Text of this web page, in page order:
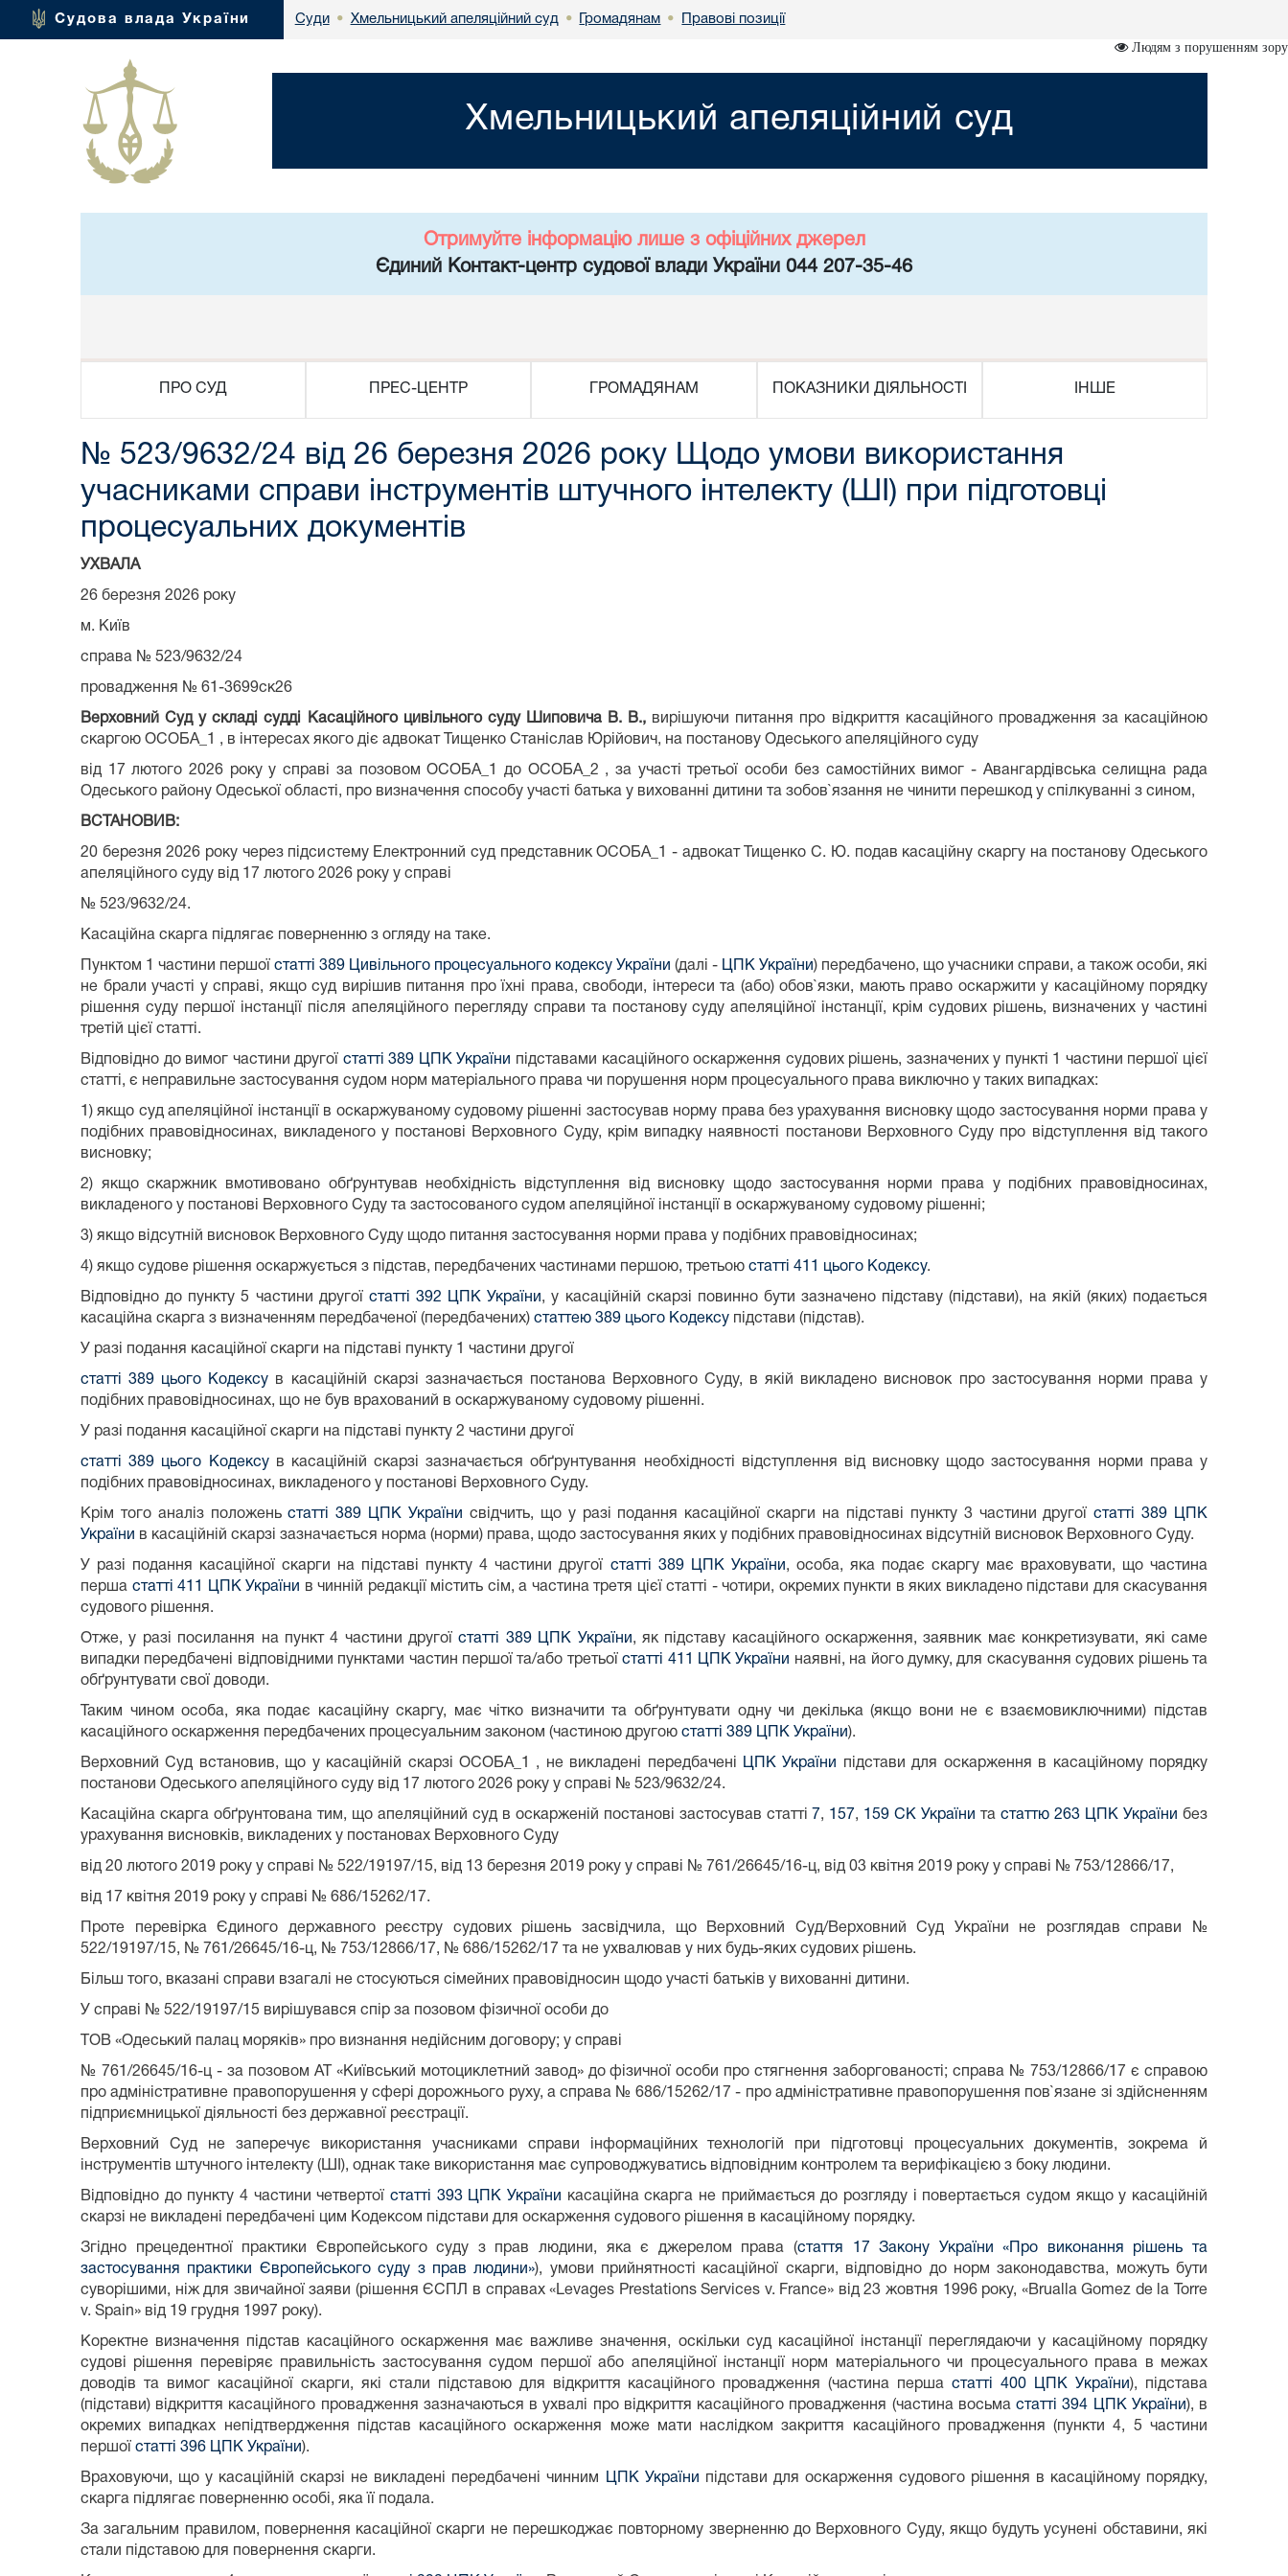
Судова влада України Суди • Хмельницький апеляційний суд • Громадянам • Правові позиції
Людям з порушенням зору
Хмельницький апеляційний суд
Отримуйте інформацію лише з офіційних джерел
Єдиний Контакт-центр судової влади України 044 207-35-46
ПРО СУД ПРЕС-ЦЕНТР ГРОМАДЯНАМ ПОКАЗНИКИ ДІЯЛЬНОСТІ ІНШЕ
№ 523/9632/24 від 26 березня 2026 року Щодо умови використання
учасниками справи інструментів штучного інтелекту (ШІ) при підготовці
процесуальних документів
УХВАЛА
26 березня 2026 року
м. Київ
справа № 523/9632/24
провадження № 61-3699ск26
Верховний Суд у складі судді Касаційного цивільного суду Шиповича В. В., вирішуючи питання про відкриття касаційного провадження за касаційною
скаргою ОСОБА_1 , в інтересах якого діє адвокат Тищенко Станіслав Юрійович, на постанову Одеського апеляційного суду
від 17 лютого 2026 року у справі за позовом ОСОБА_1 до ОСОБА_2 , за участі третьої особи без самостійних вимог - Авангардівська селищна рада
Одеського району Одеської області, про визначення способу участі батька у вихованні дитини та зобов`язання не чинити перешкод у спілкуванні з сином,
ВСТАНОВИВ:
20 березня 2026 року через підсистему Електронний суд представник ОСОБА_1 - адвокат Тищенко С. Ю. подав касаційну скаргу на постанову Одеського
апеляційного суду від 17 лютого 2026 року у справі
№ 523/9632/24.
Касаційна скарга підлягає поверненню з огляду на таке.
Пунктом 1 частини першої статті 389 Цивільного процесуального кодексу України (далі - ЦПК України) передбачено, що учасники справи, а також особи, які
не брали участі у справі, якщо суд вирішив питання про їхні права, свободи, інтереси та (або) обов`язки, мають право оскаржити у касаційному порядку
рішення суду першої інстанції після апеляційного перегляду справи та постанову суду апеляційної інстанції, крім судових рішень, визначених у частині
третій цієї статті.
Відповідно до вимог частини другої статті 389 ЦПК України підставами касаційного оскарження судових рішень, зазначених у пункті 1 частини першої цієї
статті, є неправильне застосування судом норм матеріального права чи порушення норм процесуального права виключно у таких випадках:
1) якщо суд апеляційної інстанції в оскаржуваному судовому рішенні застосував норму права без урахування висновку щодо застосування норми права у
подібних правовідносинах, викладеного у постанові Верховного Суду, крім випадку наявності постанови Верховного Суду про відступлення від такого
висновку;
2) якщо скаржник вмотивовано обґрунтував необхідність відступлення від висновку щодо застосування норми права у подібних правовідносинах,
викладеного у постанові Верховного Суду та застосованого судом апеляційної інстанції в оскаржуваному судовому рішенні;
3) якщо відсутній висновок Верховного Суду щодо питання застосування норми права у подібних правовідносинах;
4) якщо судове рішення оскаржується з підстав, передбачених частинами першою, третьою статті 411 цього Кодексу.
Відповідно до пункту 5 частини другої статті 392 ЦПК України, у касаційній скарзі повинно бути зазначено підставу (підстави), на якій (яких) подається
касаційна скарга з визначенням передбаченої (передбачених) статтею 389 цього Кодексу підстави (підстав).
У разі подання касаційної скарги на підставі пункту 1 частини другої
статті 389 цього Кодексу в касаційній скарзі зазначається постанова Верховного Суду, в якій викладено висновок про застосування норми права у
подібних правовідносинах, що не був врахований в оскаржуваному судовому рішенні.
У разі подання касаційної скарги на підставі пункту 2 частини другої
статті 389 цього Кодексув касаційній скарзі зазначається обґрунтування необхідності відступлення від висновку щодо застосування норми права у
подібних правовідносинах, викладеного у постанові Верховного Суду.
Крім того аналіз положеньстатті 389 ЦПК України свідчить, що у разі подання касаційної скарги на підставі пункту 3 частини другоїстатті 389 ЦПК
України в касаційній скарзі зазначається норма (норми) права, щодо застосування яких у подібних правовідносинах відсутній висновок Верховного Суду.
У разі подання касаційної скарги на підставі пункту 4 частини другої статті 389 ЦПК України, особа, яка подає скаргу має враховувати, що частина
перша статті 411 ЦПК України в чинній редакції містить сім, а частина третя цієї статті - чотири, окремих пункти в яких викладено підстави для скасування
судового рішення.
Отже, у разі посилання на пункт 4 частини другоїстатті 389 ЦПК України, як підставу касаційного оскарження, заявник має конкретизувати, які саме
випадки передбачені відповідними пунктами частин першої та/або третьоїстатті 411 ЦПК України наявні, на його думку, для скасування судових рішень та
обґрунтувати свої доводи.
Таким чином особа, яка подає касаційну скаргу, має чітко визначити та обґрунтувати одну чи декілька (якщо вони не є взаємовиключними) підстав
касаційного оскарження передбачених процесуальним законом (частиною другою статті 389 ЦПК України).
Верховний Суд встановив, що у касаційній скарзі ОСОБА_1 , не викладені передбачені ЦПК України
підстави для оскарження в касаційному порядку
постанови Одеського апеляційного суду від 17 лютого 2026 року у справі № 523/9632/24.
Касаційна скарга обґрунтована тим, що апеляційний суд в оскарженій постанові застосував статті 7, 157, 159 СК України тастаттю 263 ЦПК України без
урахування висновків, викладених у постановах Верховного Суду
від 20 лютого 2019 року у справі № 522/19197/15, від 13 березня 2019 року у справі № 761/26645/16-ц, від 03 квітня 2019 року у справі № 753/12866/17,
від 17 квітня 2019 року у справі № 686/15262/17.
Проте перевірка Єдиного державного реєстру судових рішень засвідчила, що Верховний Суд/Верховний Суд України не розглядав справи №
522/19197/15, № 761/26645/16-ц, № 753/12866/17, № 686/15262/17 та не ухвалював у них будь-яких судових рішень.
Більш того, вказані справи взагалі не стосуються сімейних правовідносин щодо участі батьків у вихованні дитини.
У справі № 522/19197/15 вирішувався спір за позовом фізичної особи до
ТОВ «Одеський палац моряків» про визнання недійсним договору; у справі
№ 761/26645/16-ц - за позовом АТ «Київський мотоциклетний завод» до фізичної особи про стягнення заборгованості; справа № 753/12866/17 є справою
про адміністративне правопорушення у сфері дорожнього руху, а справа № 686/15262/17 - про адміністративне правопорушення пов`язане зі здійсненням
підприємницької діяльності без державної реєстрації.
Верховний Суд не заперечує використання учасниками справи інформаційних технологій при підготовці процесуальних документів, зокрема й
інструментів штучного інтелекту (ШІ), однак таке використання має супроводжуватись відповідним контролем та верифікацією з боку людини.
Відповідно до пункту 4 частини четвертої статті 393 ЦПК України касаційна скарга не приймається до розгляду і повертається судом якщо у касаційній
скарзі не викладені передбачені цим Кодексом підстави для оскарження судового рішення в касаційному порядку.
Згідно прецедентної практики Європейського суду з прав людини, яка є джерелом права (стаття 17 Закону України «Про виконання рішень та
застосування практики Європейського суду з прав людини»), умови прийнятності касаційної скарги, відповідно до норм законодавства, можуть бути
суворішими, ніж для звичайної заяви (рішення ЄСПЛ в справах «Levages Prestations Services v. France» від 23 жовтня 1996 року, «Brualla Gomez de la Torre
v. Spain» від 19 грудня 1997 року).
Коректне визначення підстав касаційного оскарження має важливе значення, оскільки суд касаційної інстанції переглядаючи у касаційному порядку
судові рішення перевіряє правильність застосування судом першої або апеляційної інстанції норм матеріального чи процесуального права в межах
доводів та вимог касаційної скарги, які стали підставою для відкриття касаційного провадження (частина першастатті 400 ЦПК України), підстава
(підстави) відкриття касаційного провадження зазначаються в ухвалі про відкриття касаційного провадження (частина восьмастатті 394 ЦПК України), в
окремих випадках непідтвердження підстав касаційного оскарження може мати наслідком закриття касаційного провадження (пункти 4, 5 частини
першої статті 396 ЦПК України).
Враховуючи, що у касаційній скарзі не викладені передбачені чинним ЦПК України підстави для оскарження судового рішення в касаційному порядку,
скарга підлягає поверненню особі, яка її подала.
За загальним правилом, повернення касаційної скарги не перешкоджає повторному зверненню до Верховного Суду, якщо будуть усунені обставини, які
стали підставою для повернення скарги.